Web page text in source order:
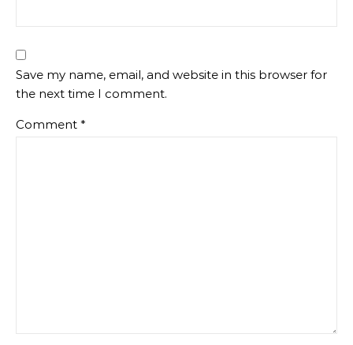
Save my name, email, and website in this browser for
the next time I comment.
Comment *